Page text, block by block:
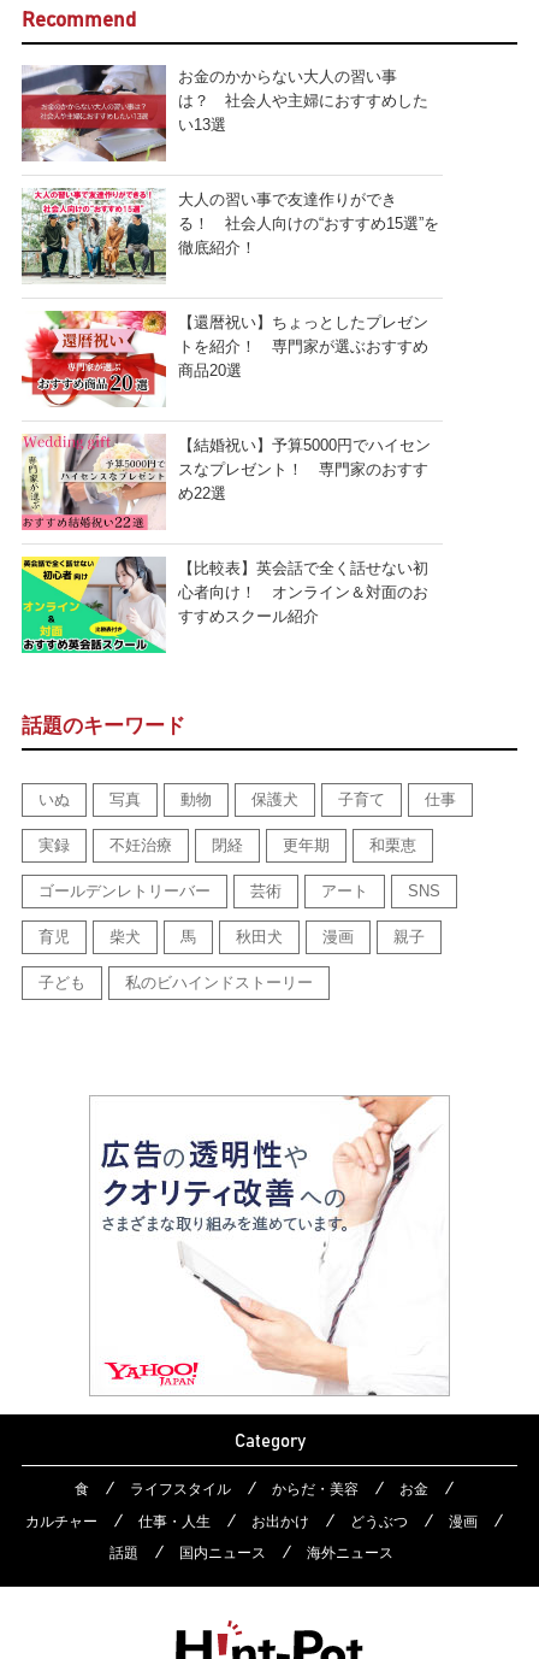
Recommend
お金のかからない大人の習い事
は？ 社会人や主婦におすすめした
い13選
大人の習い事で友達作りができ
る！ 社会人向けの“おすすめ15選”を
徹底紹介！
【還暦祝い】ちょっとしたプレゼン
トを紹介！ 専門家が選ぶおすすめ
商品20選
【結婚祝い】予算5000円でハイセン
スなプレゼント！ 専門家のおすす
め22選
【比較表】英会話で全く話せない初
心者向け！ オンライン＆対面のお
すすめスクール紹介
話題のキーワード
いぬ 写真 動物 保護犬 子育て 仕事
実録 不妊治療 閉経 更年期 和栗恵
ゴールデンレトリーバー 芸術 アート SNS
育児 柴犬 馬 秋田犬 漫画 親子
子ども 私のビハインドストーリー
Category
食 ライフスタイル からだ・美容
お金
カルチャー
仕事・人生 お出かけ どうぶつ
漫画
話題
国内ニュース 海外ニュース